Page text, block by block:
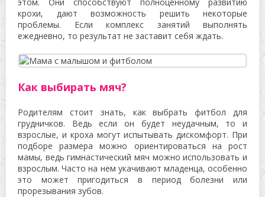
крохи, дают возможность решить некоторые
проблемы. Если комплекс занятий выполнять
ежедневно, то результат не заставит себя ждать.
Как выбирать мяч?
Родителям стоит знать, как выбрать фитбол для
грудничков. Ведь если он будет неудачным, то и
взрослые, и кроха могут испытывать дискомфорт. При
подборе размера можно ориентироваться на рост
мамы, ведь гимнастический мяч можно использовать и
взрослым. Часто на нем укачивают младенца, особенно
это может пригодиться в период болезни или
прорезывания зубов.